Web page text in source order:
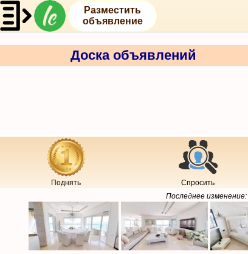
Разместить
объявление
Доска объявлений
Поднять Спросить
Последнее изменение: